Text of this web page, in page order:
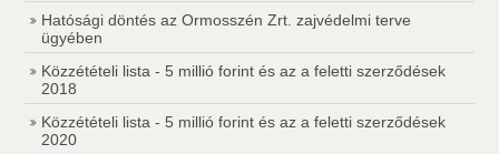
Hatósági döntés az Ormosszén Zrt. zajvédelmi terve
ügyében
Közzétételi lista - 5 millió forint és az a feletti szerződések
2018
Közzétételi lista - 5 millió forint és az a feletti szerződések
2020